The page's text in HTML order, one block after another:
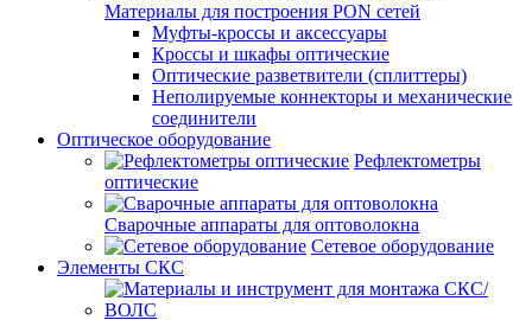
Материалы для построения PON сетей
Муфты-кроссы и аксессуары
Кроссы и шкафы оптические
Оптические разветвители (сплиттеры)
Неполируемые коннекторы и механические
соединители
Оптическое оборудование
Рефлектометры
оптические
Сварочные аппараты для оптоволокна
Сетевое оборудование
Элементы СКС